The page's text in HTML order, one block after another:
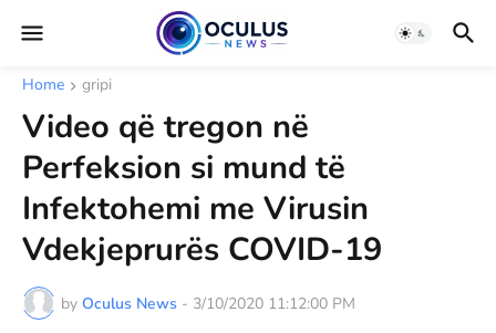
Home gripi
Video që tregon në
Perfeksion si mund të
Infektohemi me Virusin
Vdekjeprurës COVID-19
by Oculus News - 3/10/2020 11:12:00 PM